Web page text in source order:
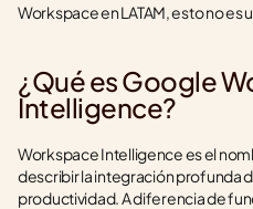
Workspace en LATAM, esto no es
¿Qué es Google
Intelligence?
Workspace Intelligence es el
describir la integración profunda
productividad. A diferencia de